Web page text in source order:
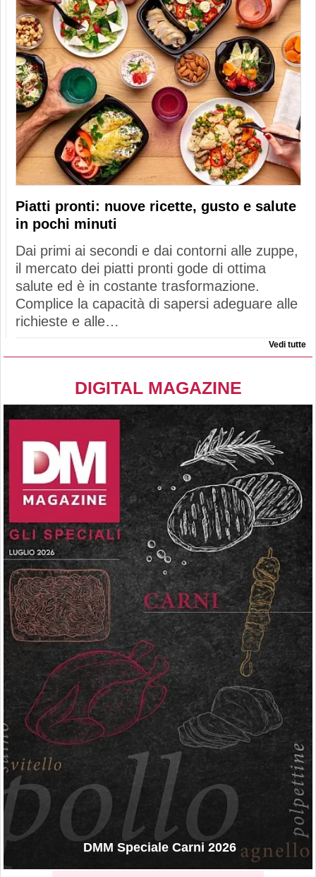
Piatti pronti: nuove ricette, gusto e salute
in pochi minuti
Dai primi ai secondi e dai contorni alle zuppe,
il mercato dei piatti pronti gode di ottima
salute ed è in costante trasformazione.
Complice la capacità di sapersi adeguare alle
richieste e alle…
Vedi tutte
DIGITAL MAGAZINE
DMM Speciale Carni 2026